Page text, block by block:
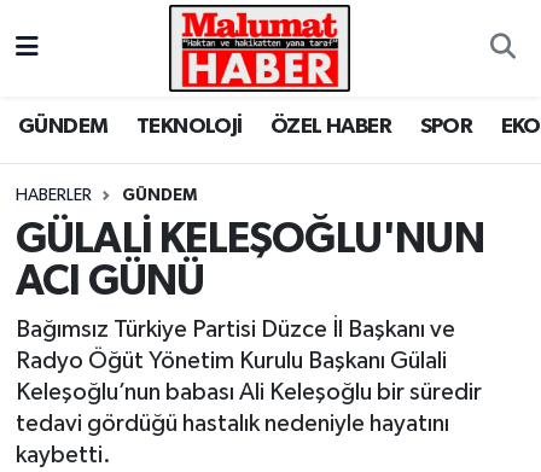
GÜNDEM TEKNOLOJİ ÖZEL HABER SPOR
HABERLER GÜNDEM
GÜLALİ KELEŞOĞLU'NUN
ACI GÜNÜ
Bağımsız Türkiye Partisi Düzce İl Başkanı ve
Radyo Öğüt Yönetim Kurulu Başkanı Gülali
Keleşoğlu’nun babası Ali Keleşoğlu bir süredir
tedavi gördüğü hastalık nedeniyle hayatını
kaybetti.
Nöbetçi Eczaneler
Trafik Durumu
Süper Lig Puan Durumu ve Fikstür
Tüm Manşetler
Son Dakika Haberleri
Haber Arşivi